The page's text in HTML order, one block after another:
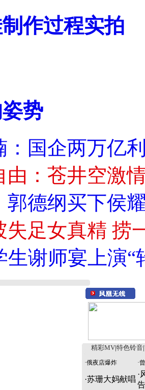
作过程实拍
势
：国企两万亿
由：苍井空激
郭德纲买下侯
失足女真精 捞
生谢师宴上演“
精彩MV 特色铃音
·俄夜店爆炸 ·
·苏珊大妈献唱
·
告